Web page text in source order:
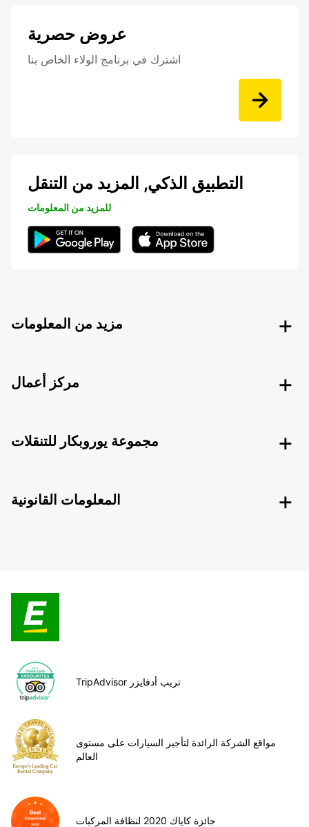
عروض حصرية
اشترك في برنامج الولاء الخاص بنا
التطبيق الذكي, المزيد من التنقل
للمزيد من المعلومات
مزيد من المعلومات
مركز أعمال
مجموعة يوروبكار للتنقلات
المعلومات القانونية
TripAdvisor تريب أدفايزر
مواقع الشركة الرائدة لتأجير السيارات على مستوى
العالم
جائزة كاياك 2020 لنظافة المركبات